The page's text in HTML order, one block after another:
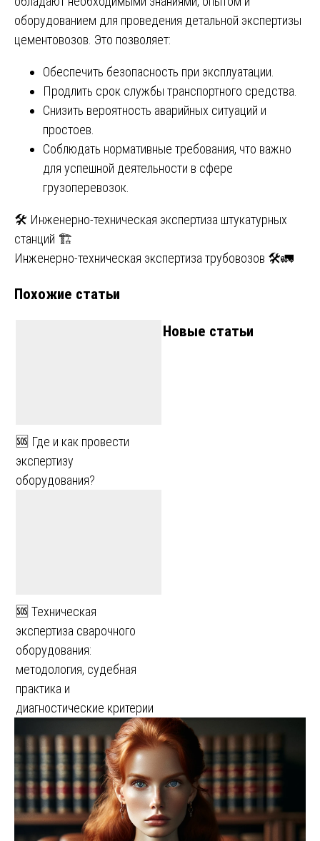
оборудованием для проведения детальной экспертизы
цементовозов. Это позволяет:
Обеспечить безопасность при эксплуатации.
Продлить срок службы транспортного средства.
Снизить вероятность аварийных ситуаций и
простоев.
Соблюдать нормативные требования, что важно
для успешной деятельности в сфере
грузоперевозок.
Навигация
по
🛠️ Инженерно-техническая экспертиза штукатурных
станций 🏗️
Инженерно-техническая экспертиза трубовозов 🛠️🚛
Похожие статьи
🆘 Где и как провести
экспертизу
оборудования?
🆘 Техническая
экспертиза сварочного
оборудования:
методология, судебная
практика и
диагностические критерии
Новые статьи